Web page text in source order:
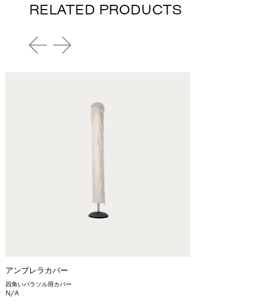
RELATED PRODUCTS
アンブレラカバー
四角いパラソル用カバー
N/A